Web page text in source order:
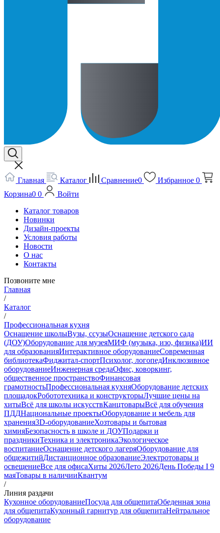
Главная Каталог Сравнение0 Избранное 0
Корзина0 0
Войти
Каталог товаров
Новинки
Дизайн-проекты
Условия работы
Новости
О нас
Контакты
Позвоните мне
Главная
/
Каталог
/
Профессиональная кухня
Оснащение школыВузы, ссузыОснащение детского сада
(ДОУ)Оборудование для музеяМИФ (музыка, изо, физика)ИИ
для образованияИнтерактивное оборудованиеСовременная
библиотекаФиджитал-спортПсихолог, логопедИнклюзивное
оборудованиеИнженерная средаОфис, коворкинг,
общественное пространствоФинансовая
грамотностьПрофессиональная кухняОборудование детских
площадокРобототехника и конструкторыЛучшие цены на
хитыВсё для школы искусствКанцтоварыВсё для обучения
ПДДНациональные проектыОборудование и мебель для
хранения3D-оборудованиеХозтовары и бытовая
химияБезопасность в школе и ДОУПодарки и
праздникиТехника и электроникаЭкологическое
воспитаниеОснащение детского лагеряОборудование для
общежитийДистанционное образованиеЭлектротовары и
освещениеВсе для офисаХиты 2026Лето 2026День Победы I 9
маяТовары в наличииКвантум
/
Линия раздачи
Кухонное оборудованиеПосуда для общепитаОбеденная зона
для общепитаКухонный гарнитур для общепитаНейтральное
оборудование